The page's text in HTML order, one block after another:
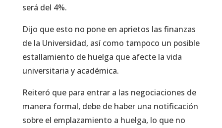
será del 4%.
Dijo que esto no pone en aprietos las finanzas
de la Universidad, así como tampoco un posible
estallamiento de huelga que afecte la vida
universitaria y académica.
Reiteró que para entrar a las negociaciones de
manera formal, debe de haber una notificación
sobre el emplazamiento a huelga, lo que no